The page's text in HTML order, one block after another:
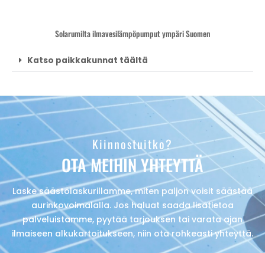
Solarumilta ilmavesilämpöpumput ympäri Suomen
Katso paikkakunnat täältä
Kiinnostuitko?
OTA MEIHIN YHTEYTTÄ
Laske säästölaskurillamme, miten paljon voisit säästää
aurinkovoimalalla. Jos haluat saada lisätietoa
palveluistamme, pyytää tarjouksen tai varata ajan
ilmaiseen alkukartoitukseen, niin ota rohkeasti yhteyttä.